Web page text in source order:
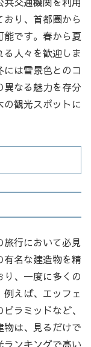
り、首都圏から
能です。春から夏
人々を歓迎しま
は雪景色とのコ
異なる魅力を存分
観光スポットに
行において必見
有名な建造物を精
、一度に多くの
えば、エッフェ
ラミッドなど、
は、見るだけで
ランキングで高い